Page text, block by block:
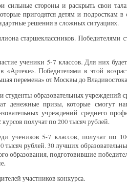
сильные стороны и раскрыть свои
пригодятся детям и подросткам
решения в сложных ситуациях.
старшеклассников. Победителями
ученики 5-7 классов. Для них
Победителями в этой
перемена» от Москвы до
образовательных учреждений
денежные призы, которые смогут
учреждений среднего
получат по 200 тысяч рублей.
учеников 5-7 классов, получат по
рублей. 30 лучших
образования, подготовившие
участников конкурса.